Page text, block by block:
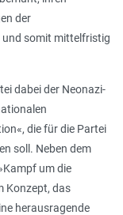
der
und somit mittelfristig
dabei der Neonazi-
«, die für die Partei
soll. Neben dem
Kampf um die
Konzept, das
herausragende